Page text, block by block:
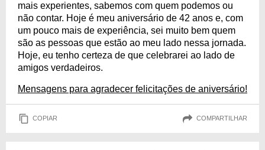
mais experientes, sabemos com quem podemos ou
não contar. Hoje é meu aniversário de 42 anos e, com
um pouco mais de experiência, sei muito bem quem
são as pessoas que estão ao meu lado nessa jornada.
Hoje, eu tenho certeza de que celebrarei ao lado de
amigos verdadeiros.
Mensagens para agradecer felicitações de aniversário!
COPIAR COMPARTILHAR